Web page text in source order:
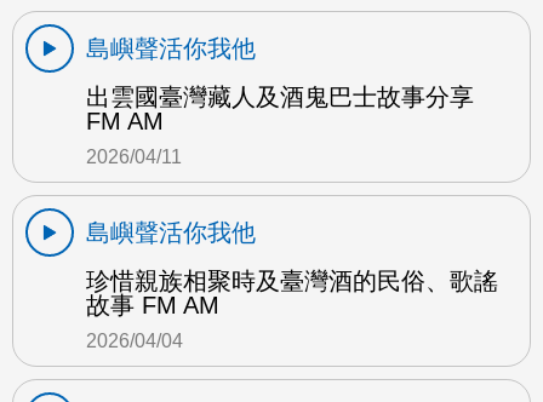
島嶼聲活你我他
出雲國臺灣藏人及酒鬼巴士故事分享
FM AM
2026/04/11
島嶼聲活你我他
珍惜親族相聚時及臺灣酒的民俗、歌謠
故事 FM AM
2026/04/04